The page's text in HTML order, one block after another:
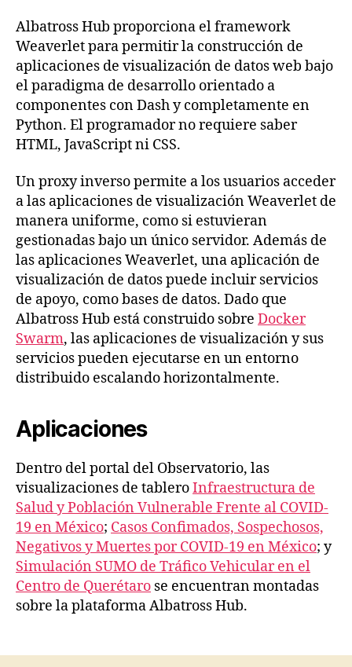
Albatross Hub proporciona el framework
Weaverlet para permitir la construcción de
aplicaciones de visualización de datos web bajo
el paradigma de desarrollo orientado a
componentes con Dash y completamente en
Python. El programador no requiere saber
HTML, JavaScript ni CSS.
Un proxy inverso permite a los usuarios acceder
a las aplicaciones de visualización Weaverlet de
manera uniforme, como si estuvieran
gestionadas bajo un único servidor. Además de
las aplicaciones Weaverlet, una aplicación de
visualización de datos puede incluir servicios
de apoyo, como bases de datos. Dado que
Albatross Hub está construido sobre Docker
Swarm, las aplicaciones de visualización y sus
servicios pueden ejecutarse en un entorno
distribuido escalando horizontalmente.
Aplicaciones
Dentro del portal del Observatorio, las
visualizaciones de tableroInfraestructura de
Salud y Población Vulnerable Frente al COVID-
19 en México; Casos Confimados, Sospechosos,
Negativos y Muertes por COVID-19 en México; y
Simulación SUMO de Tráfico Vehicular en el
Centro de Querétaro se encuentran montadas
sobre la plataforma Albatross Hub.